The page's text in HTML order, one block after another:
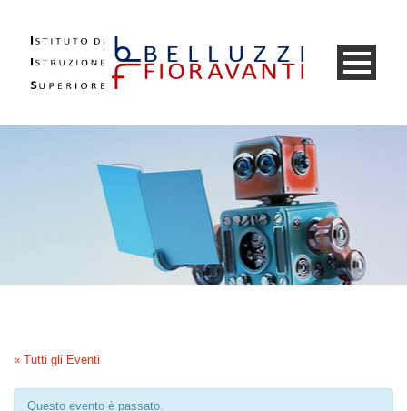
« Tutti gli Eventi
Questo evento è passato.